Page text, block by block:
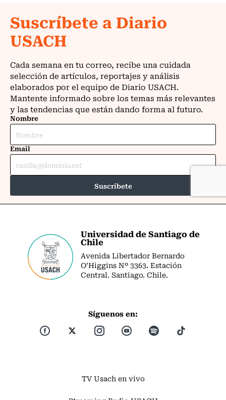
Universidad de Santiago de
Chile
Avenida Libertador Bernardo
O’Higgins Nº 3363. Estación
Central. Santiago. Chile.
Síguenos en:
TV Usach en vivo